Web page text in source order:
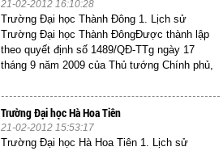
21-02-2012 16:10:28
Trường Đại học Thành Đông 1. Lịch sử
Trường Đại học Thành ĐôngĐược thành lập
theo quyết định số 1489/QĐ-TTg ngày 17
tháng 9 năm 2009 của Thủ tướng Chính phủ,
Trường Đại học Hà Hoa Tiên
21-02-2012 15:53:17
Trường Đại học Hà Hoa Tiên 1. Lịch sử